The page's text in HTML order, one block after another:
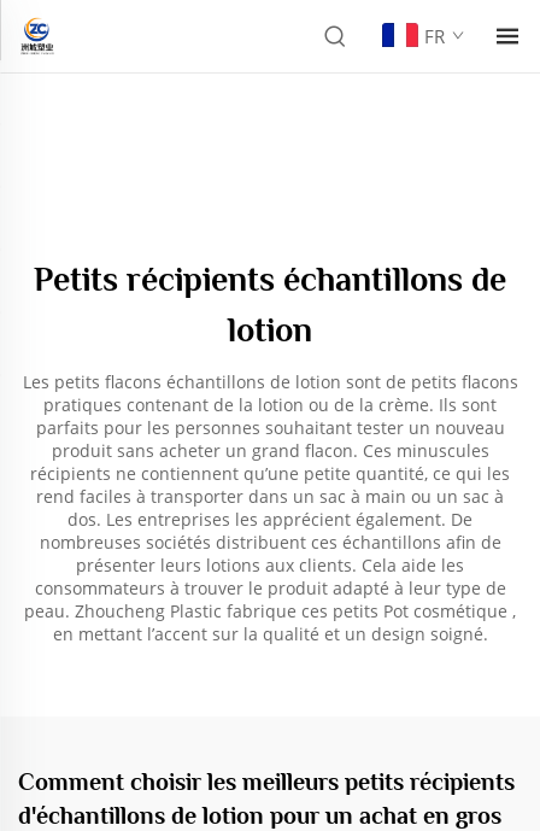
FR
Petits récipients échantillons de
lotion
Les petits flacons échantillons de lotion sont de petits flacons
pratiques contenant de la lotion ou de la crème. Ils sont
parfaits pour les personnes souhaitant tester un nouveau
produit sans acheter un grand flacon. Ces minuscules
récipients ne contiennent qu’une petite quantité, ce qui les
rend faciles à transporter dans un sac à main ou un sac à
dos. Les entreprises les apprécient également. De
nombreuses sociétés distribuent ces échantillons afin de
présenter leurs lotions aux clients. Cela aide les
consommateurs à trouver le produit adapté à leur type de
peau. Zhoucheng Plastic fabrique ces petits Pot cosmétique ,
en mettant l’accent sur la qualité et un design soigné.
Comment choisir les meilleurs petits récipients
d'échantillons de lotion pour un achat en gros